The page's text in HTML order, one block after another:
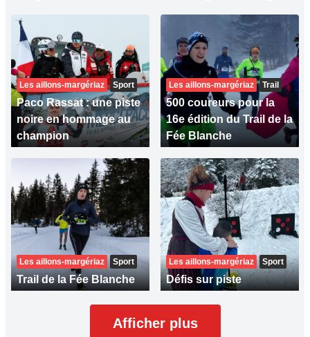
Les aillons-margériaz Sport
Paco Rassat : une piste
noire en hommage au
champion
Les aillons-margériaz Trail
500 coureurs pour la
16e édition du Trail de la
Fée Blanche
Les aillons-margériaz Sport
Trail de la Fée Blanche
Les aillons-margériaz Sport
Défis sur piste
Afficher plus